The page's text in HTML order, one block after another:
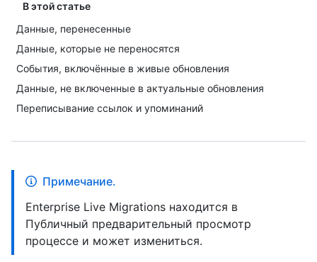
В этой статье
Данные, перенесенные
Данные, которые не переносятся
События, включённые в живые обновления
Данные, не включенные в актуальные обновления
Переписывание ссылок и упоминаний
Примечание.
Enterprise Live Migrations находится в
Публичный предварительный просмотр
процессе и может измениться.